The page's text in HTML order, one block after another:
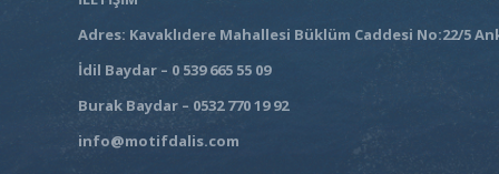
Adres: Kavaklıdere Mahallesi Büklüm Caddesi No:22/5
İdil Baydar – 0 539 665 55 09
Burak Baydar – 0532 770 19 92
info@motifdalis.com